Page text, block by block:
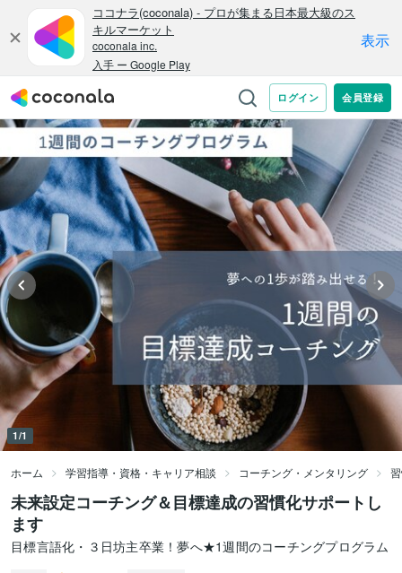
1/1
ホーム 学習指導・資格・キャリア相談 コーチング・メンタリング
未来設定コーチング＆目標達成の習慣化サポートし
ます
目標言語化・３日坊主卒業！夢へ★1週間のコーチングプログラム